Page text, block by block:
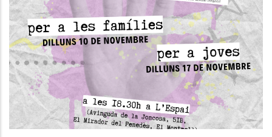
Taller De Prevenció De Violències
Sexuals Al Montmell
S. socials